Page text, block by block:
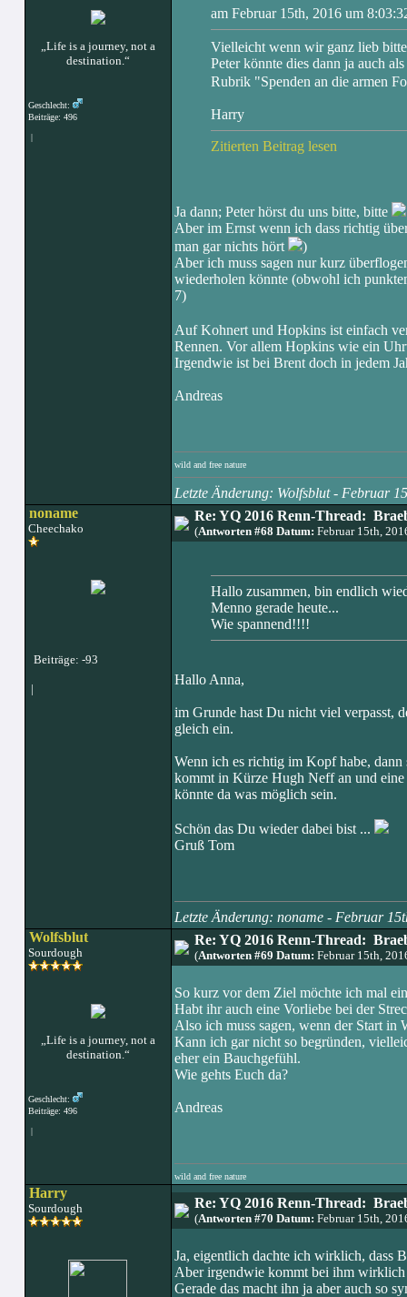
„Life is a journey, not a
destination.“
Geschlecht:
Beiträge: 496
|
am Februar 15th, 2016 um
Vielleicht wenn wir ganz lieb
Peter könnte dies dann ja auch
Rubrik "Spenden an die armen
Harry
Zitierten Beitrag lesen
Ja dann; Peter hörst du uns bitte, bitte
Aber im Ernst wenn ich dass richtig
man gar nichts hört
)
Aber ich muss sagen nur kurz
wiederholen könnte (obwohl ich
7)
Auf Kohnert und Hopkins ist einfach
Rennen. Vor allem Hopkins wie ein
Irgendwie ist bei Brent doch in jedem
Andreas
wild and free nature
Letzte Änderung: Wolfsblut - Februar
noname
Cheechako
Beiträge: -93
|
Re: YQ 2016 Renn-Thread:
(Antworten #68 Datum: Februar 15th,
Hallo zusammen, bin endlich
Menno gerade heute...
Wie spannend!!!!
Hallo Anna,
im Grunde hast Du nicht viel verpasst,
gleich ein.
Wenn ich es richtig im Kopf habe,
kommt in Kürze Hugh Neff an und
könnte da was möglich sein.
Schön das Du wieder dabei bist ...
Gruß Tom
Letzte Änderung: noname - Februar
Wolfsblut
Sourdough
„Life is a journey, not a
destination.“
Geschlecht:
Beiträge: 496
|
Re: YQ 2016 Renn-Thread:
(Antworten #69 Datum: Februar 15th,
So kurz vor dem Ziel möchte ich mal
Habt ihr auch eine Vorliebe bei der
Also ich muss sagen, wenn der Start in
Kann ich gar nicht so begründen,
eher ein Bauchgefühl.
Wie gehts Euch da?
Andreas
wild and free nature
Harry
Sourdough Re: YQ 2016 Renn-Thread:
(Antworten #70 Datum: Februar 15th,
Ja, eigentlich dachte ich wirklich, dass
Aber irgendwie kommt bei ihm wirklich
Gerade das macht ihn ja aber auch so